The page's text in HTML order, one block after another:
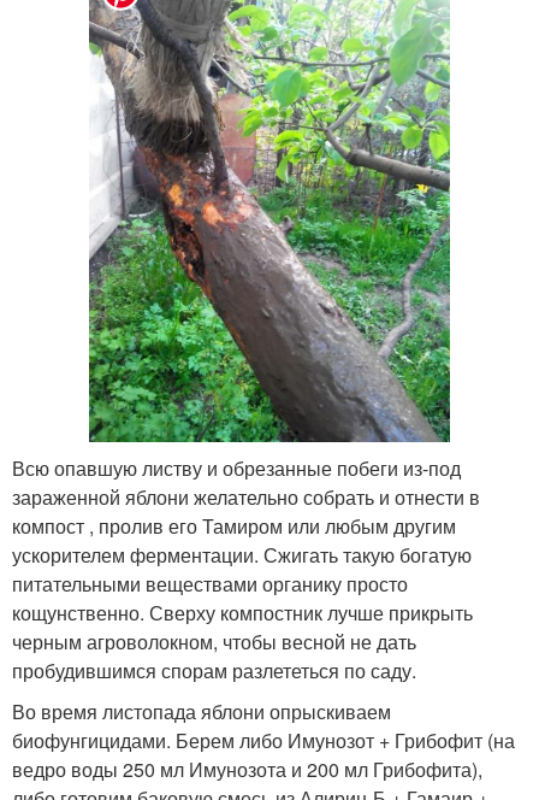
Всю опавшую листву и обрезанные побеги из-под
зараженной яблони желательно собрать и отнести в
компост , пролив его Тамиром или любым другим
ускорителем ферментации. Сжигать такую богатую
питательными веществами органику просто
кощунственно. Сверху компостник лучше прикрыть
черным агроволокном, чтобы весной не дать
пробудившимся спорам разлететься по саду.
Во время листопада яблони опрыскиваем
биофунгицидами. Берем либо Имунозот + Грибофит (на
ведро воды 250 мл Имунозота и 200 мл Грибофита),